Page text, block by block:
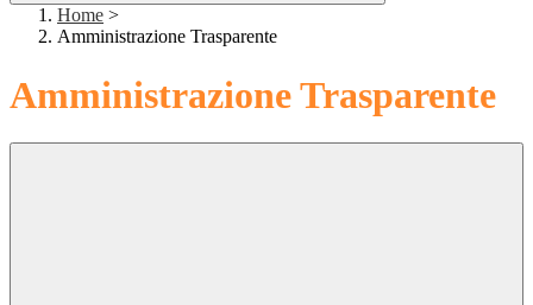
Home >
Amministrazione Trasparente
Amministrazione Trasparente